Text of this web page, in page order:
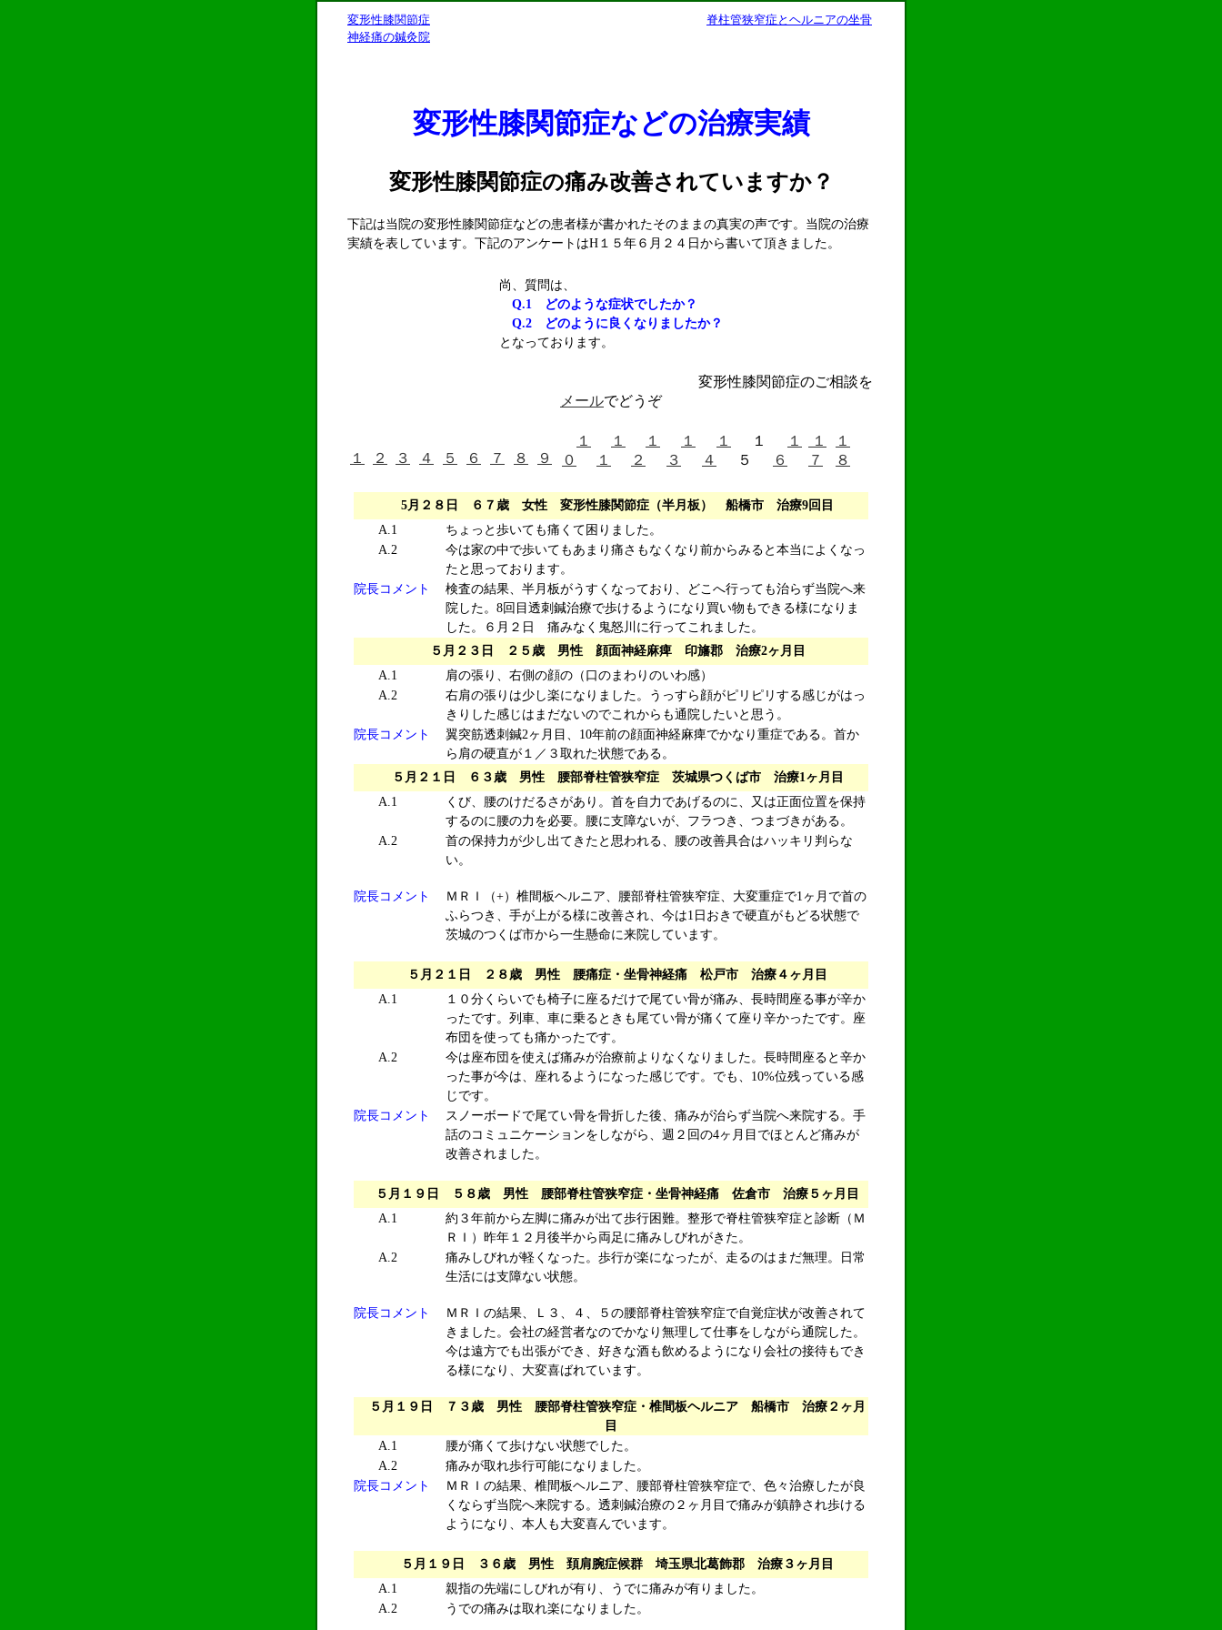
変形性膝関節症
脊柱管狭窄症とヘルニアの坐骨
神経痛の鍼灸院
変形性膝関節症などの治療実績
変形性膝関節症の痛み改善されていますか？
下記は当院の変形性膝関節症などの患者様が書かれたそのままの真実の声です。当院の治療
実績を表しています。下記のアンケートはH１５年６月２４日から書いて頂きました。
尚、質問は、
Q.1 どのような症状でしたか？
Q.2 どのように良くなりましたか？
となっております。
変形性膝関節症のご相談を
メールでどうぞ
１ ２ ３ ４ ５ ６ ７ ８ ９
１
０
１
１
１
２
１
３
１
４
１
５
１
６
１
７
１
８
5月２８日 ６７歳 女性 変形性膝関節症（半月板） 船橋市 治療9回目
A.1
ちょっと歩いても痛くて困りました。
A.2
今は家の中で歩いてもあまり痛さもなくなり前からみると本当によくなっ
たと思っております。
院長コメント
検査の結果、半月板がうすくなっており、どこへ行っても治らず当院へ来
院した。8回目透刺鍼治療で歩けるようになり買い物もできる様になりま
した。６月２日 痛みなく鬼怒川に行ってこれました。
５月２３日 ２５歳 男性 顔面神経麻痺 印旛郡 治療2ヶ月目
A.1
肩の張り、右側の顔の（口のまわりのいわ感）
A.2
右肩の張りは少し楽になりました。うっすら顔がピリピリする感じがはっ
きりした感じはまだないのでこれからも通院したいと思う。
院長コメント
翼突筋透刺鍼2ヶ月目、10年前の顔面神経麻痺でかなり重症である。首か
ら肩の硬直が１／３取れた状態である。
５月２１日 ６３歳 男性 腰部脊柱管狭窄症 茨城県つくば市 治療1ヶ月目
A.1
くび、腰のけだるさがあり。首を自力であげるのに、又は正面位置を保持
するのに腰の力を必要。腰に支障ないが、フラつき、つまづきがある。
A.2
首の保持力が少し出てきたと思われる、腰の改善具合はハッキリ判らな
い。
院長コメント
ＭＲＩ（+）椎間板ヘルニア、腰部脊柱管狭窄症、大変重症で1ヶ月で首の
ふらつき、手が上がる様に改善され、今は1日おきで硬直がもどる状態で
茨城のつくば市から一生懸命に来院しています。
５月２１日 ２８歳 男性 腰痛症・坐骨神経痛 松戸市 治療４ヶ月目
A.1
１０分くらいでも椅子に座るだけで尾てい骨が痛み、長時間座る事が辛か
ったです。列車、車に乗るときも尾てい骨が痛くて座り辛かったです。座
布団を使っても痛かったです。
A.2
今は座布団を使えば痛みが治療前よりなくなりました。長時間座ると辛か
った事が今は、座れるようになった感じです。でも、10%位残っている感
じです。
院長コメント
スノーボードで尾てい骨を骨折した後、痛みが治らず当院へ来院する。手
話のコミュニケーションをしながら、週２回の4ヶ月目でほとんど痛みが
改善されました。
５月１９日 ５８歳 男性 腰部脊柱管狭窄症・坐骨神経痛 佐倉市 治療５ヶ月目
A.1
約３年前から左脚に痛みが出て歩行困難。整形で脊柱管狭窄症と診断（Ｍ
ＲＩ）昨年１２月後半から両足に痛みしびれがきた。
A.2
痛みしびれが軽くなった。歩行が楽になったが、走るのはまだ無理。日常
生活には支障ない状態。
院長コメント
ＭＲＩの結果、Ｌ３、４、５の腰部脊柱管狭窄症で自覚症状が改善されて
きました。会社の経営者なのでかなり無理して仕事をしながら通院した。
今は遠方でも出張ができ、好きな酒も飲めるようになり会社の接待もでき
る様になり、大変喜ばれています。
５月１９日 ７３歳 男性 腰部脊柱管狭窄症・椎間板ヘルニア 船橋市 治療２ヶ月
目
A.1
腰が痛くて歩けない状態でした。
A.2
痛みが取れ歩行可能になりました。
院長コメント
ＭＲＩの結果、椎間板ヘルニア、腰部脊柱管狭窄症で、色々治療したが良
くならず当院へ来院する。透刺鍼治療の２ヶ月目で痛みが鎮静され歩ける
ようになり、本人も大変喜んでいます。
５月１９日 ３６歳 男性 頚肩腕症候群 埼玉県北葛飾郡 治療３ヶ月目
A.1
親指の先端にしびれが有り、うでに痛みが有りました。
A.2
うでの痛みは取れ楽になりました。